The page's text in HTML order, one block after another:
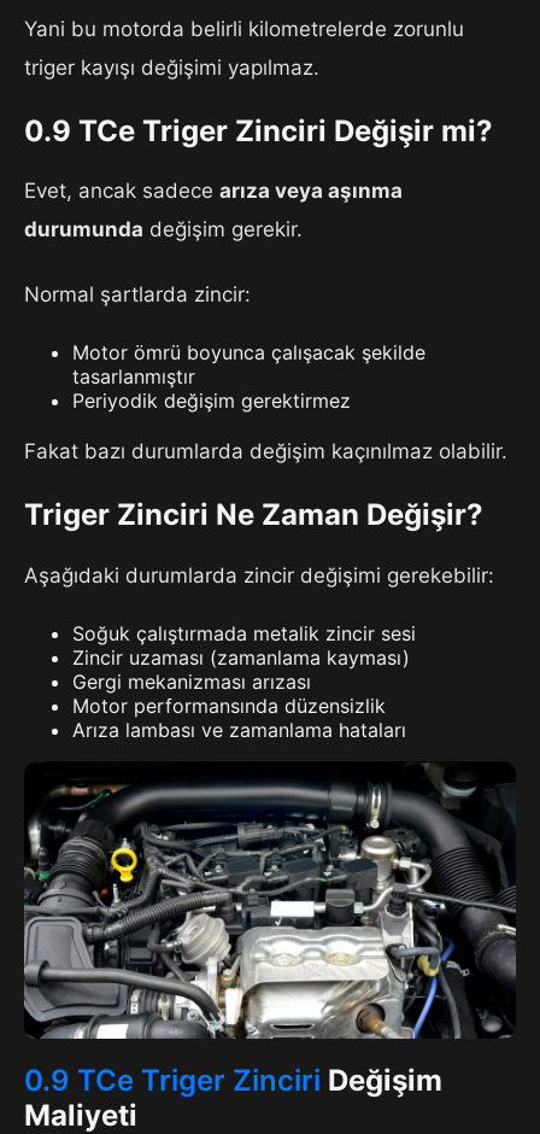
Yani bu motorda belirli kilometrelerde zorunlu
triger kayışı değişimi yapılmaz.
0.9 TCe Triger Zinciri Değişir mi?
Evet, ancak sadece arıza veya aşınma
durumunda değişim gerekir.
Normal şartlarda zincir:
Motor ömrü boyunca çalışacak şekilde
tasarlanmıştır
Periyodik değişim gerektirmez
Fakat bazı durumlarda değişim kaçınılmaz olabilir.
Triger Zinciri Ne Zaman Değişir?
Aşağıdaki durumlarda zincir değişimi gerekebilir:
Soğuk çalıştırmada metalik zincir sesi
Zincir uzaması (zamanlama kayması)
Gergi mekanizması arızası
Motor performansında düzensizlik
Arıza lambası ve zamanlama hataları
0.9 TCe Triger Zinciri Değişim
Maliyeti